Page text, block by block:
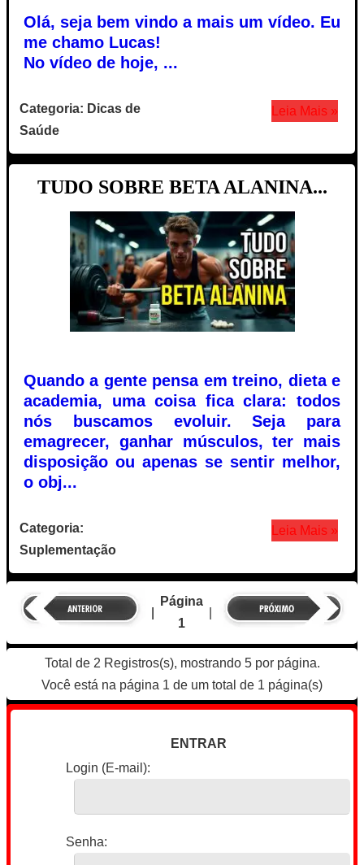
Olá, seja bem vindo a mais um vídeo. Eu
me chamo Lucas!
No vídeo de hoje, ...
Categoria: Dicas de
Saúde
Leia Mais »
TUDO SOBRE BETA ALANINA...
Quando a gente pensa em treino, dieta e
academia, uma coisa fica clara: todos
nós buscamos evoluir. Seja para
emagrecer, ganhar músculos, ter mais
disposição ou apenas se sentir melhor,
o obj...
Categoria:
Suplementação
Leia Mais »
Página
1
Total de 2 Registros(s), mostrando 5 por página.
Você está na página 1 de um total de 1 página(s)
ENTRAR
Login (E-mail):
Senha: